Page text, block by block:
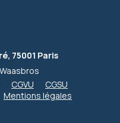
75001 Paris
CGVU
CGSU
Mentions légales